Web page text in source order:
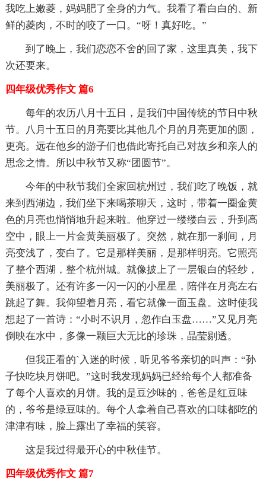
我吃上嫩菱，妈妈肥了全身的力气。我看了看白白的、新
鲜的菱肉，不时的咬了一口。“呀！真好吃。”
到了晚上，我们恋恋不舍的回了家，这里真美，我下
次还要来。
四年级优秀作文 篇6
每年的农历八月十五日，是我们中国传统的节日中秋
节。八月十五日的月亮要比其他几个月的月亮更加的圆，
更亮。远在他乡的游子们也借此寄托自己对故乡和亲人的
思念之情。所以中秋节又称“团圆节”。
今年的中秋节我们全家回杭州过，我们吃了晚饭，就
来到西湖边，我们坐下来喝茶聊天，这时，带着一圈金黄
色的月亮也悄悄地升起来啦。他穿过一缕缕白云，升到高
空中，眼上一片金黄美丽极了。突然，就在那一刹间，月
亮变浅了，变白了。它是那样美丽，是那样明亮。它照亮
了整个西湖，整个杭州城。就像披上了一层银白的轻纱，
美丽极了。还有许多一闪一闪的小星星，陪伴在月亮左右
跳起了舞。我仰望着月亮，看它就像一面玉盘。这时使我
想起了一首诗：“小时不识月，忽作白玉盘……”又见月亮
倒映在水中，多像一颗巨大无比的珍珠，晶莹剔透。
但我正看的`入迷的时候，听见爷爷亲切的叫声：“孙
子快吃块月饼吧。”这时我发现妈妈已经给每个人都准备
了每个人喜欢的月饼。我的是豆沙味的，爸爸是红豆味
的，爷爷是绿豆味的。每个人拿着自己喜欢的口味都吃的
津津有味，脸上露出了幸福的笑容。
这是我过得最开心的中秋佳节。
四年级优秀作文 篇7